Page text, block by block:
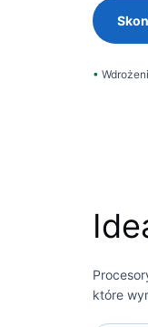
które